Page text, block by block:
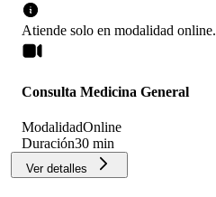
Atiende solo en modalidad online.
Consulta Medicina General
ModalidadOnline
Duración30 min
Ver detalles